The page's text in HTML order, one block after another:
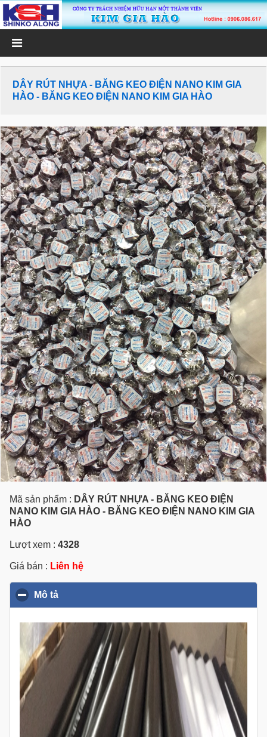
DÂY RÚT NHỰA - BĂNG KEO ĐIỆN NANO KIM GIA
HÀO - BĂNG KEO ĐIỆN NANO KIM GIA HÀO
Mã sản phẩm : DÂY RÚT NHỰA - BĂNG KEO ĐIỆN
NANO KIM GIA HÀO - BĂNG KEO ĐIỆN NANO KIM GIA
HÀO
Lượt xem : 4328
Giá bán : Liên hệ
Mô tả